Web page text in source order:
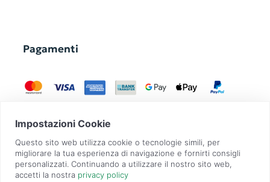
Pagamenti
GadgetZilla è un Brand di Overbi S.r.l.| realizzato conContit | © 2026 Tutti
i diritti riservati | P.IVA: 09351560967